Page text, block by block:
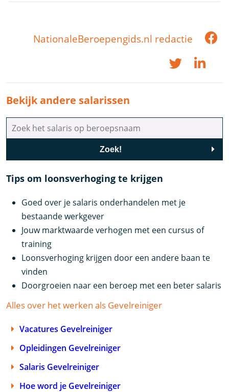
NationaleBeroepengids.nl redactie
Bekijk andere salarissen
Zoek!
Tips om loonsverhoging te krijgen
Goed over je salaris onderhandelen met je
bestaande werkgever
Jouw marktwaarde verhogen met een cursus of
training
Loonsverhoging krijgen door een andere baan te
vinden
Doorgroeien naar een beroep met een beter salaris
Alles over het werken als Gevelreiniger
Vacatures Gevelreiniger
Opleidingen Gevelreiniger
Salaris Gevelreiniger
Hoe word je Gevelreiniger